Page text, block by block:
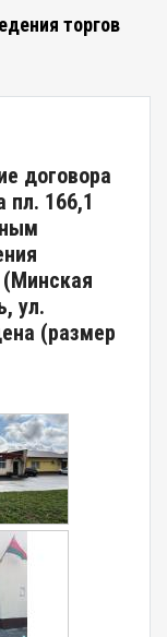
торгов
договора
166,1
(Минская
ул.
(размер